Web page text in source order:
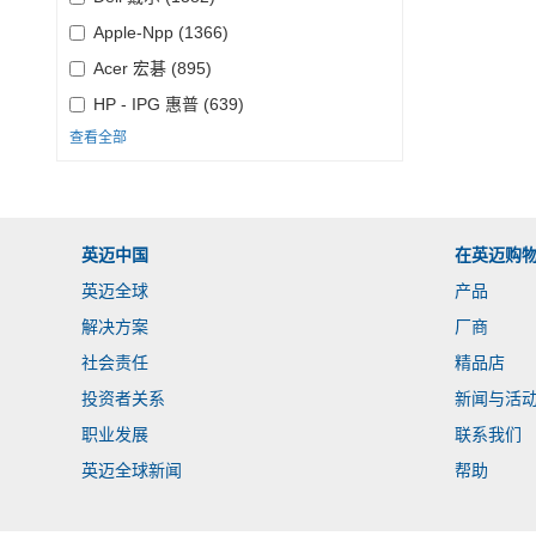
Apple-Npp (1366)
Acer 宏碁 (895)
HP - IPG 惠普 (639)
查看全部
英迈中国
英迈全球
解决方案
社会责任
投资者关系
职业发展
英迈全球新闻
在英迈购
产品
厂商
精品店
新闻与活
联系我们
帮助